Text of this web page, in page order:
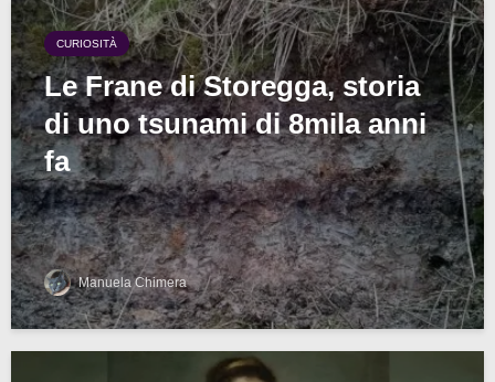
CURIOSITÀ
Le Frane di Storegga, storia
di uno tsunami di 8mila anni
fa
Manuela Chimera